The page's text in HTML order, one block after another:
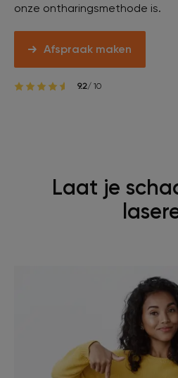
onze ontharingsmethode is.
Afspraak maken
9.2/ 10
Laat je
Ontstaansgeschiedenis